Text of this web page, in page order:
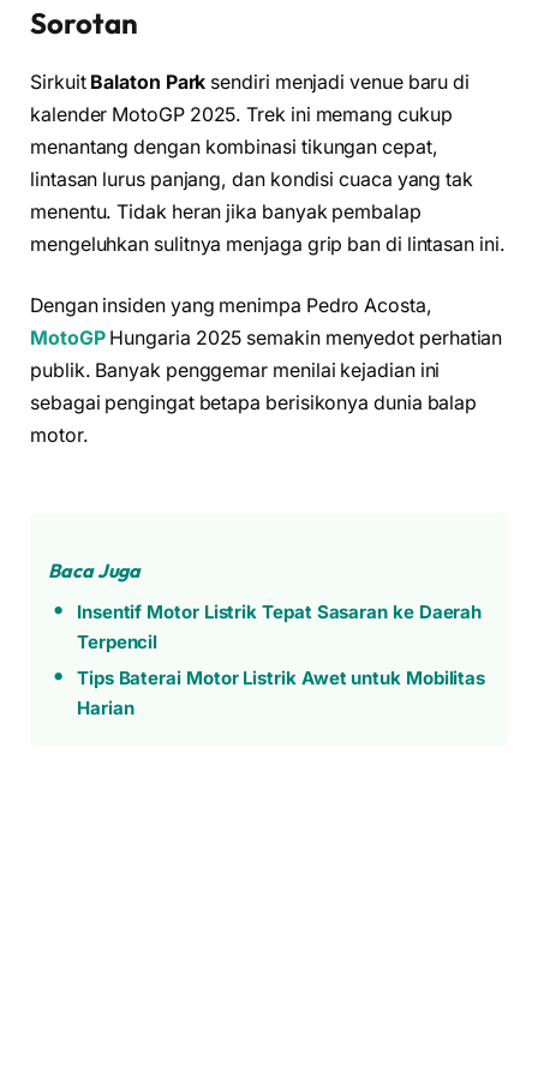
Sorotan
Sirkuit Balaton Park sendiri menjadi venue baru di
kalender MotoGP 2025. Trek ini memang cukup
menantang dengan kombinasi tikungan cepat,
lintasan lurus panjang, dan kondisi cuaca yang tak
menentu. Tidak heran jika banyak pembalap
mengeluhkan sulitnya menjaga grip ban di lintasan ini.
Dengan insiden yang menimpa Pedro Acosta,
MotoGPHungaria 2025 semakin menyedot perhatian
publik. Banyak penggemar menilai kejadian ini
sebagai pengingat betapa berisikonya dunia balap
motor.
Baca Juga
Insentif Motor Listrik Tepat Sasaran ke Daerah
Terpencil
Tips Baterai Motor Listrik Awet untuk Mobilitas
Harian